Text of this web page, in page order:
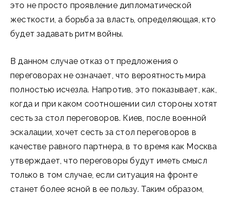
это не просто проявление дипломатической
жесткости, а борьба за власть, определяющая, кто
будет задавать ритм войны.
В данном случае отказ от предложения о
переговорах не означает, что вероятность мира
полностью исчезла. Напротив, это показывает, как,
когда и при каком соотношении сил стороны хотят
сесть за стол переговоров. Киев, после военной
эскалации, хочет сесть за стол переговоров в
качестве равного партнера, в то время как Москва
утверждает, что переговоры будут иметь смысл
только в том случае, если ситуация на фронте
станет более ясной в ее пользу. Таким образом,